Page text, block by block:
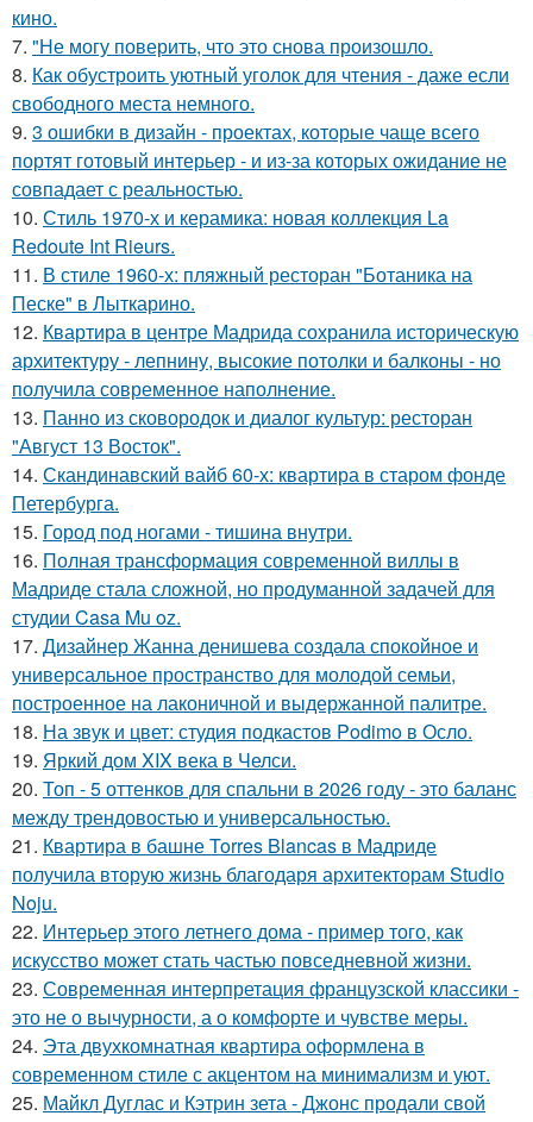
кино.
7. "Не могу поверить, что это снова произошло.
8. Как обустроить уютный уголок для чтения - даже если
свободного места немного.
9. 3 ошибки в дизайн - проектах, которые чаще всего
портят готовый интерьер - и из-за которых ожидание не
совпадает с реальностью.
10. Стиль 1970-х и керамика: новая коллекция La
Redoute Int Rieurs.
11. В стиле 1960-х: пляжный ресторан "Ботаника на
Песке" в Лыткарино.
12. Квартира в центре Мадрида сохранила историческую
архитектуру - лепнину, высокие потолки и балконы - но
получила современное наполнение.
13. Панно из сковородок и диалог культур: ресторан
"Август 13 Восток".
14. Скандинавский вайб 60-х: квартира в старом фонде
Петербурга.
15. Город под ногами - тишина внутри.
16. Полная трансформация современной виллы в
Мадриде стала сложной, но продуманной задачей для
студии Casa Mu oz.
17. Дизайнер Жанна денишева создала спокойное и
универсальное пространство для молодой семьи,
построенное на лаконичной и выдержанной палитре.
18. На звук и цвет: студия подкастов Podimo в Осло.
19. Яркий дом XIX века в Челси.
20. Топ - 5 оттенков для спальни в 2026 году - это баланс
между трендовостью и универсальностью.
21. Квартира в башне Torres Blancas в Мадриде
получила вторую жизнь благодаря архитекторам Studio
Noju.
22. Интерьер этого летнего дома - пример того, как
искусство может стать частью повседневной жизни.
23. Современная интерпретация французской классики -
это не о вычурности, а о комфорте и чувстве меры.
24. Эта двухкомнатная квартира оформлена в
современном стиле с акцентом на минимализм и уют.
25. Майкл Дуглас и Кэтрин зета - Джонс продали свой